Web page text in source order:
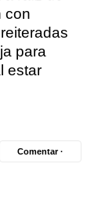
con
para
estar
Comentar ·